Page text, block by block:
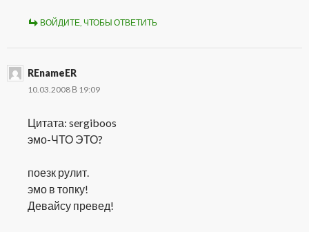
ВОЙДИТЕ, ЧТОБЫ ОТВЕТИТЬ
REnameER
10.03.2008 В 19:09
Цитата: sergiboos
эмо-ЧТО ЭТО?
поезк рулит.
эмо в топку!
Девайсу превед!